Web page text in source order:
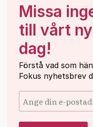
Missa
till vårt
dag!
Förstå vad som
Fokus nyhetsbrev